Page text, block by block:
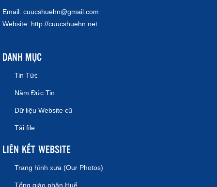
Email: cuucshuehn@gmail.com
Website: http://cuucshuehn.net
DANH MỤC
Tin Tức
Năm Đức Tin
Dữ liệu Website cũ
Tải file
LIÊN KẾT WEBSITE
Trang hình xưa (Our Photos)
Tổng giáo phận Huế